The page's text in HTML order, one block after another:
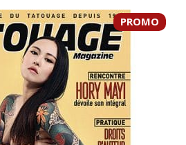
PROMO